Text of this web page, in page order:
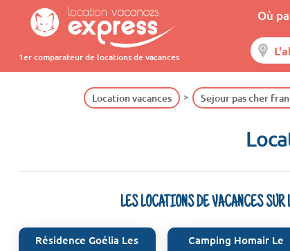
1er comparateur de locations de vacances
Où
Location vacances Sejour pas cher
LES LOCATIONS DE VACANCES
Résidence Goélia Les
Camping Homair Le